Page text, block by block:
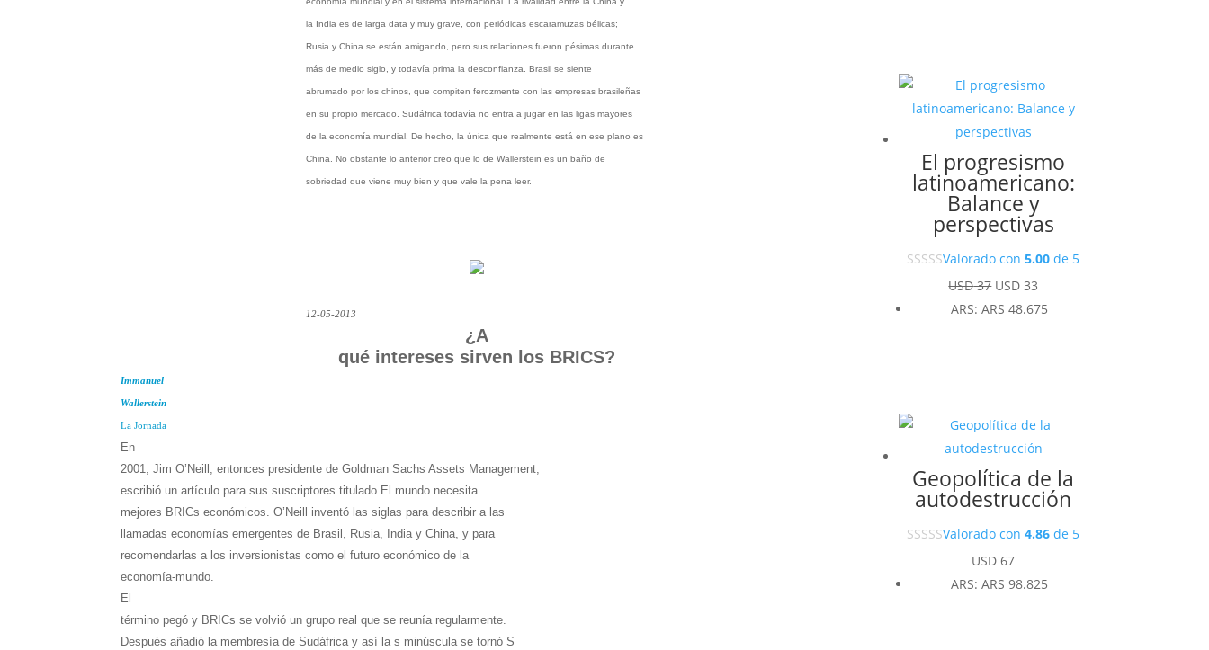
la India es de larga data y muy grave, con periódicas escaramuzas bélicas;
Rusia y China se están amigando, pero sus relaciones fueron pésimas durante
más de medio siglo, y todavía prima la desconfianza. Brasil se siente
abrumado por los chinos, que compiten ferozmente con las empresas brasileñas
en su propio mercado. Sudáfrica todavía no entra a jugar en las ligas mayores
de la economía mundial. De hecho, la única que realmente está en ese plano es
China. No obstante lo anterior creo que lo de Wallerstein es un baño de
sobriedad que viene muy bien y que vale la pena leer.
12-05-2013
¿A
qué intereses sirven los BRICS?
Immanuel
Wallerstein
La Jornada
En
2001, Jim O’Neill, entonces presidente de Goldman Sachs Assets Management,
escribió un artículo para sus suscriptores titulado El mundo necesita
mejores BRICs económicos. O’Neill inventó las siglas para describir a las
llamadas economías emergentes de Brasil, Rusia, India y China, y para
recomendarlas a los inversionistas como el futuro económico de la
economía-mundo.
El
término pegó y BRICs se volvió un grupo real que se reunía regularmente.
Después añadió la membresía de Sudáfrica y así la s minúscula se tornó S
El progresismo
latinoamericano:
Balance y
perspectivas
Valorado con5.00 de 5
USD37 El
precio
USD 33
precio
ARS:ARS 48.675
Geopolítica de la
autodestrucción
Valorado con4.86 de 5
USD 67
ARS:ARS 98.825